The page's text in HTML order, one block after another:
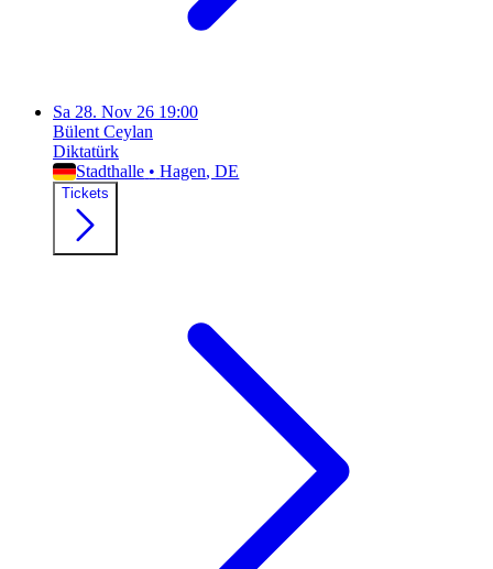
Sa 28. Nov 26 19:00
Bülent Ceylan
Diktatürk
Stadthalle • Hagen, DE
Tickets